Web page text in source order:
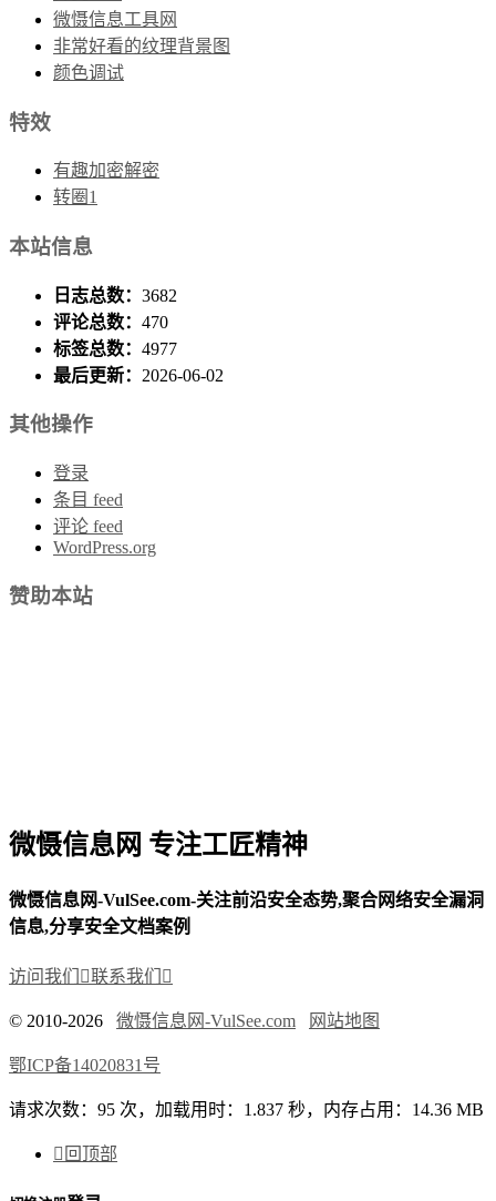
微慑信息工具网
非常好看的纹理背景图
颜色调试
特效
有趣加密解密
转圈1
本站信息
日志总数： 3682
评论总数： 470
标签总数： 4977
最后更新： 2026-06-02
其他操作
登录
条目 feed
评论 feed
WordPress.org
赞助本站
微慑信息网 专注工匠精神
微慑信息网-VulSee.com-关注前沿安全态势,聚合网络安全漏洞
信息,分享安全文档案例
访问我们 联系我们 
© 2010-2026 微慑信息网-VulSee.com 网站地图
鄂ICP备14020831号
请求次数：95 次，加载用时：1.837 秒，内存占用：14.36 MB
 回顶部